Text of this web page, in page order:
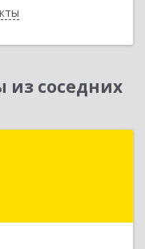
соседних
г, Ленина